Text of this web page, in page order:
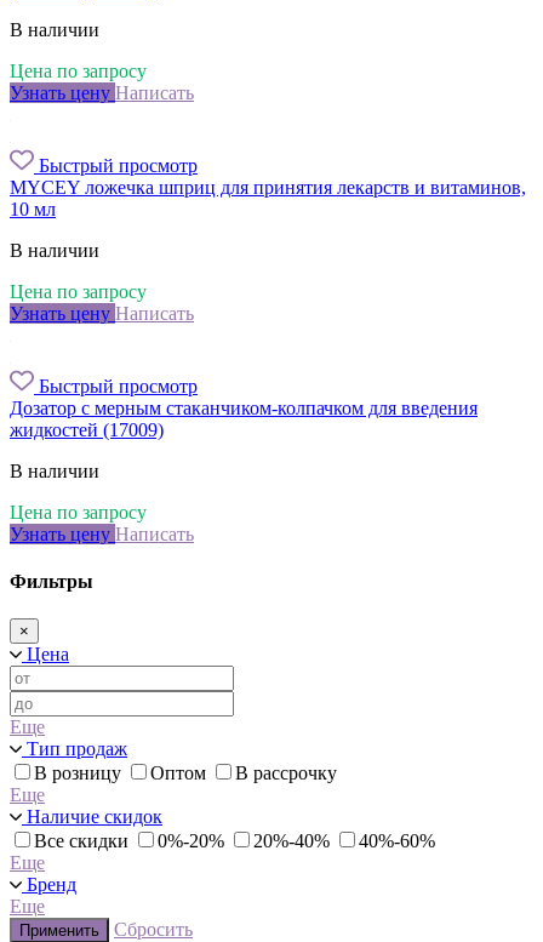
В наличии
Цена по запросу
Узнать цену Написать
Быстрый просмотр
MYCEY ложечка шприц для принятия лекарств и витаминов,
10 мл
В наличии
Цена по запросу
Узнать цену Написать
Быстрый просмотр
Дозатор с мерным стаканчиком-колпачком для введения
жидкостей (17009)
В наличии
Цена по запросу
Узнать цену Написать
Фильтры
×
Цена
Еще
Тип продаж
В розницу
Оптом
В рассрочку
Еще
Наличие скидок
Все скидки
0%-20% 20%-40%
40%-60%
Еще
Бренд
Еще
Применить Сбросить